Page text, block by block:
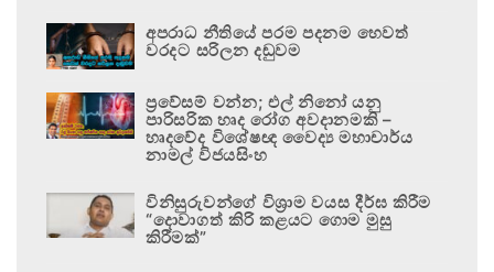
අපරාධ නීතියේ පරම පදනම හෙවත්
වරදට සරිලන දඬුවම
ප්‍රවේසම් වන්න; එල් නිනෝ යනු
පාරිසරික හෘද රෝග අවදානමකි –
හෘදවේද විශේෂඥ වෛද්‍ය මහාචාර්ය
නාමල් විජයසිංහ
විනිසුරුවන්ගේ විශ්‍රාම වයස දීර්ඝ කිරීම
“දොවාගත් කිරි කළයට ගොම මුසු
කිරීමක්”